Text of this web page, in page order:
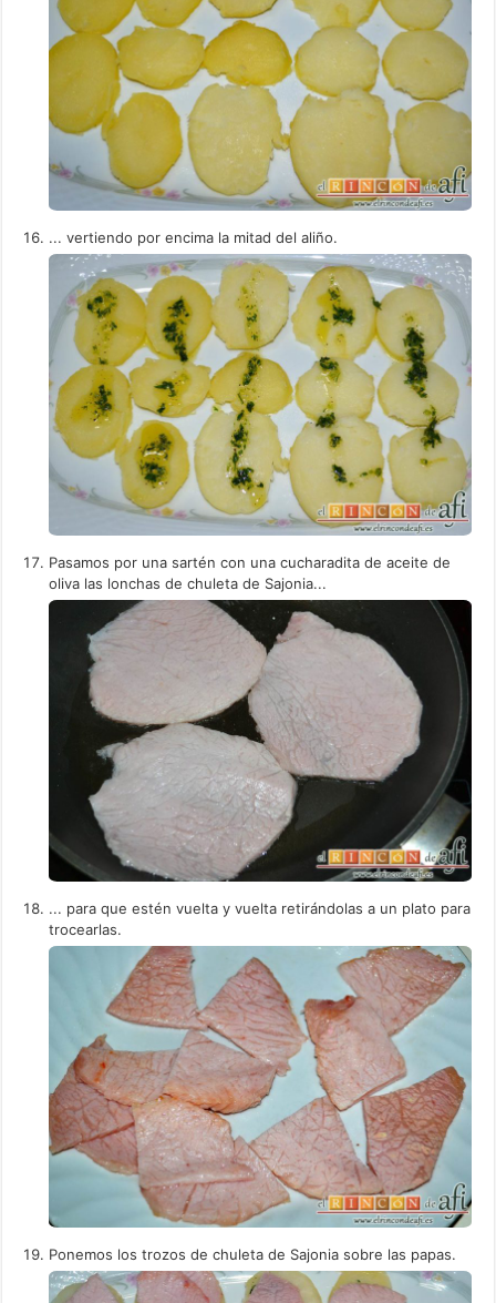
... vertiendo por encima la mitad del aliño.
Pasamos por una sartén con una cucharadita de aceite de
oliva las lonchas de chuleta de Sajonia...
... para que estén vuelta y vuelta retirándolas a un plato para
trocearlas.
Ponemos los trozos de chuleta de Sajonia sobre las papas.